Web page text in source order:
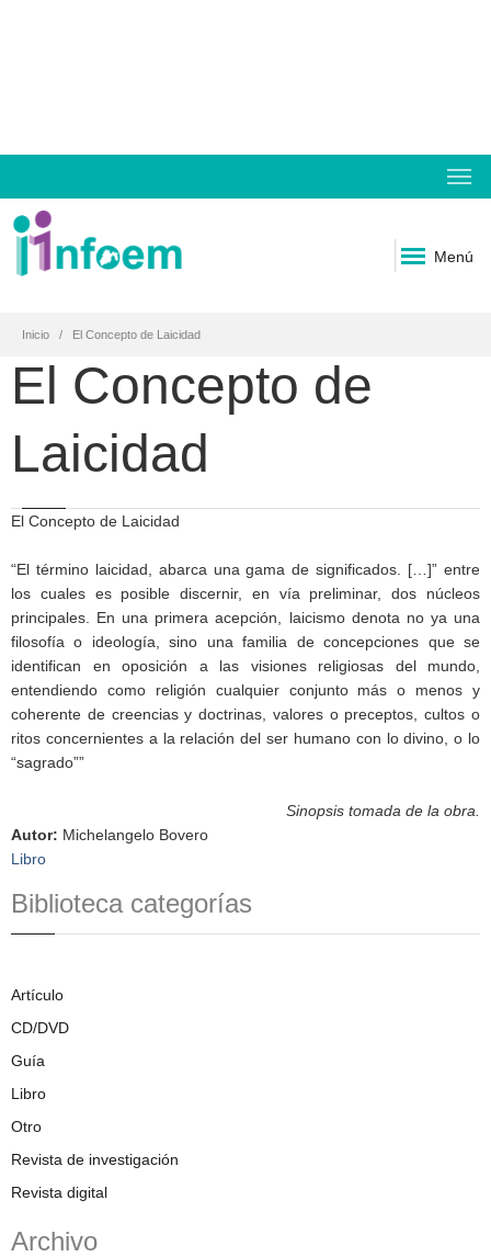
Menú
Inicio El Concepto de Laicidad
El Concepto de
Laicidad
El Concepto de Laicidad
“El término laicidad, abarca una gama de significados. […]” entre
los cuales es posible discernir, en vía preliminar, dos núcleos
principales. En una primera acepción, laicismo denota no ya una
filosofía o ideología, sino una familia de concepciones que se
identifican en oposición a las visiones religiosas del mundo,
entendiendo como religión cualquier conjunto más o menos y
coherente de creencias y doctrinas, valores o preceptos, cultos o
ritos concernientes a la relación del ser humano con lo divino, o lo
“sagrado””
Sinopsis tomada de la obra.
Autor: Michelangelo Bovero
Libro
Biblioteca categorías
Artículo
CD/DVD
Guía
Libro
Otro
Revista de investigación
Revista digital
Archivo